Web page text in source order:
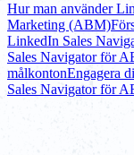
Hur man använder
Marketing (ABM)
LinkedIn Sales
Sales Navigator för
målkontonEngagera
Sales Navigator för